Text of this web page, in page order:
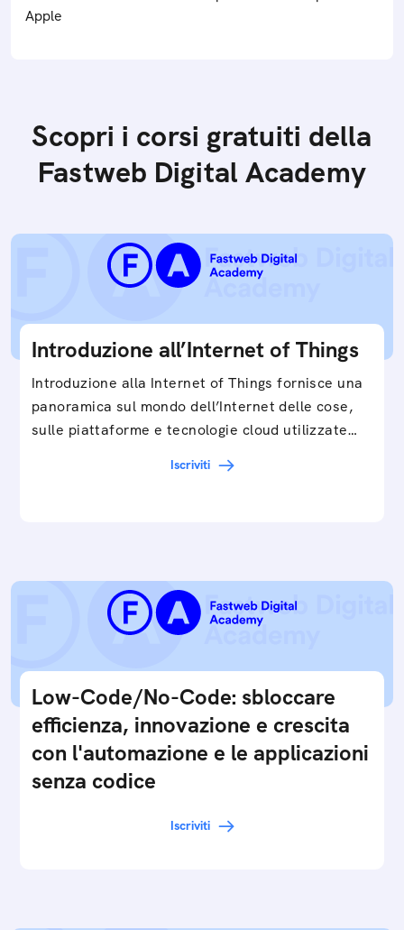
Apple
Scopri i corsi gratuiti della
Fastweb Digital Academy
Introduzione all’Internet of Things
Introduzione alla Internet of Things fornisce una
panoramica sul mondo dell’Internet delle cose,
sulle piattaforme e tecnologie cloud utilizzate
Iscriviti
Low-Code/No-Code: sbloccare
efficienza, innovazione e crescita
con l'automazione e le applicazioni
senza codice
Iscriviti